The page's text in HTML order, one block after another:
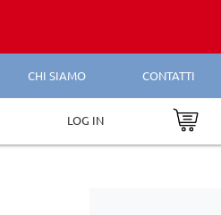
CHI SIAMO CONTATTI
LOG IN